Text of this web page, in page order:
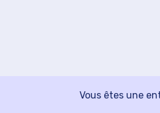
Vous êtes une